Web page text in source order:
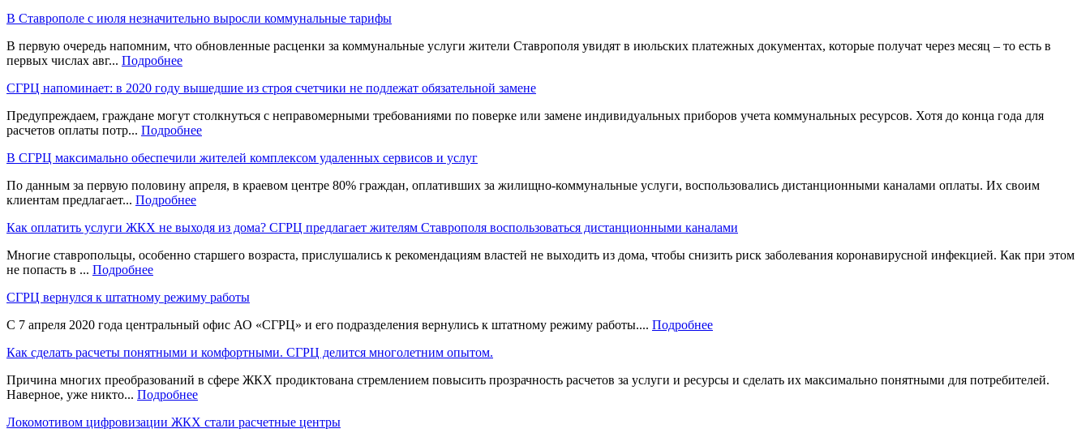
В Ставрополе с июля незначительно выросли коммунальные тарифы
В первую очередь напомним, что обновленные расценки за коммунальные услуги жители Ставрополя увидят в июльских платежных документах, которые получат через месяц – то есть в
первых числах авг... Подробнее
СГРЦ напоминает: в 2020 году вышедшие из строя счетчики не подлежат обязательной замене
Предупреждаем, граждане могут столкнуться с неправомерными требованиями по поверке или замене индивидуальных приборов учета коммунальных ресурсов. Хотя до конца года для
расчетов оплаты потр... Подробнее
В СГРЦ максимально обеспечили жителей комплексом удаленных сервисов и услуг
По данным за первую половину апреля, в краевом центре 80% граждан, оплативших за жилищно-коммунальные услуги, воспользовались дистанционными каналами оплаты. Их своим
клиентам предлагает... Подробнее
Как оплатить услуги ЖКХ не выходя из дома? СГРЦ предлагает жителям Ставрополя воспользоваться дистанционными каналами
Многие ставропольцы, особенно старшего возраста, прислушались к рекомендациям властей не выходить из дома, чтобы снизить риск заболевания коронавирусной инфекцией. Как при этом
не попасть в ... Подробнее
СГРЦ вернулся к штатному режиму работы
С 7 апреля 2020 года центральный офис АО «СГРЦ» и его подразделения вернулись к штатному режиму работы.... Подробнее
Как сделать расчеты понятными и комфортными. СГРЦ делится многолетним опытом.
Причина многих преобразований в сфере ЖКХ продиктована стремлением повысить прозрачность расчетов за услуги и ресурсы и сделать их максимально понятными для потребителей.
Наверное, уже никто... Подробнее
Локомотивом цифровизации ЖКХ стали расчетные центры